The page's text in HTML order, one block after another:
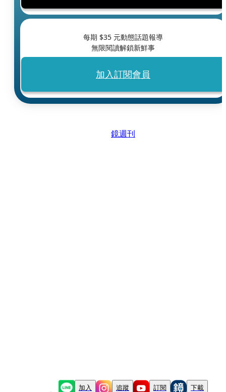
每期 $35 元動態話題報導
無限閱讀解鎖新鮮事
加入訂閱會員
鏡週刊
加入 追蹤 訂閱 下載